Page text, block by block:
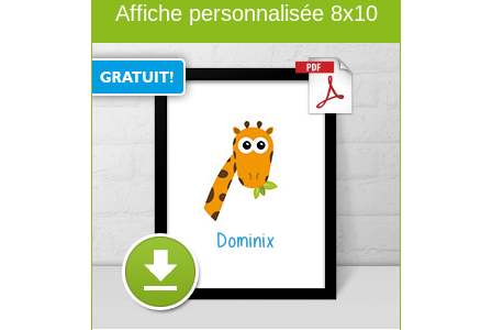
Affiche personnalisée 8x10
Dominix